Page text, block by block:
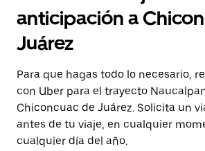
y
selecciona
una
Presiona
la
tecla Esc
para
cerrar
el
calendario.
anticipación a
Juárez
Para que hagas todo lo necesario,
con Uber para el trayecto
Chiconcuac de Juárez. Solicita un
antes de tu viaje, en cualquier
cualquier día del año.